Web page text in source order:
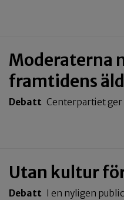
Moderaterna
framtidens
Debatt Centerpartiet ger
Utan kultur
Debatt
I en nyligen